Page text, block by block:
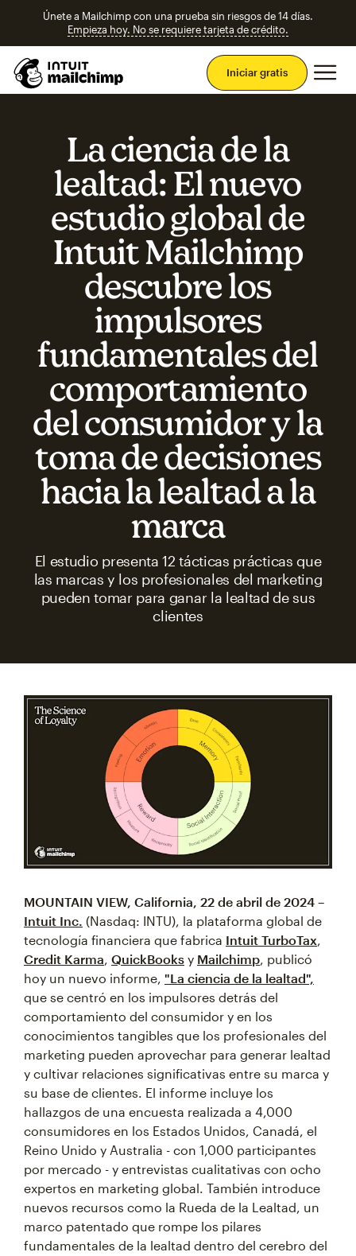
Únete a Mailchimp con una prueba sin riesgos de 14 días.
Empieza hoy. No se requiere tarjeta de crédito.
Iniciar gratis
La ciencia de la
lealtad: El nuevo
estudio global de
Intuit Mailchimp
descubre los
impulsores
fundamentales del
comportamiento
del consumidor y la
toma de decisiones
hacia la lealtad a la
marca
El estudio presenta 12 tácticas prácticas que
las marcas y los profesionales del marketing
pueden tomar para ganar la lealtad de sus
clientes
MOUNTAIN VIEW, California, 22 de abril de 2024 –
Intuit Inc. (Nasdaq: INTU), la plataforma global de
tecnología financiera que fabrica Intuit TurboTax,
Credit Karma, QuickBooks y Mailchimp, publicó
hoy un nuevo informe, "La ciencia de la lealtad",
que se centró en los impulsores detrás del
comportamiento del consumidor y en los
conocimientos tangibles que los profesionales del
marketing pueden aprovechar para generar lealtad
y cultivar relaciones significativas entre su marca y
su base de clientes. El informe incluye los
hallazgos de una encuesta realizada a 4,000
consumidores en los Estados Unidos, Canadá, el
Reino Unido y Australia - con 1,000 participantes
por mercado - y entrevistas cualitativas con ocho
expertos en marketing global. También introduce
nuevos recursos como la Rueda de la Lealtad, un
marco patentado que rompe los pilares
fundamentales de la lealtad dentro del cerebro del